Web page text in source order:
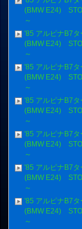
(BMW E24)
～
'85 アルピナB7
(BMW E24)
～
'85 アルピナB7
(BMW E24)
～
'85 アルピナB7
(BMW E24)
～
'85 アルピナB7
(BMW E24)
～
'85 アルピナB7
(BMW E24)
～
'85 アルピナB7
(BMW E24)
～